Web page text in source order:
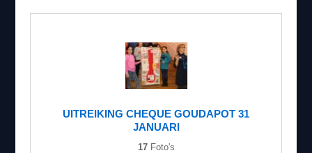
UITREIKING CHEQUE GOUDAPOT 31
JANUARI
17Foto's